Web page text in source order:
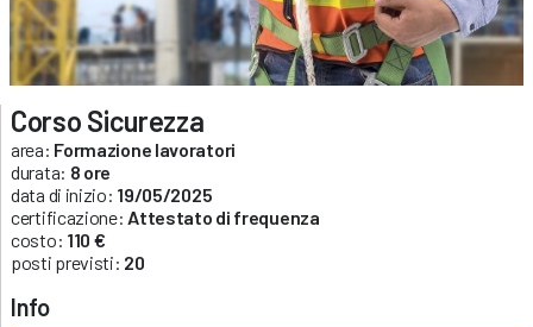
Corso Sicurezza
area: Formazione lavoratori
durata: 8 ore
data di inizio: 19/05/2025
certificazione: Attestato di frequenza
costo: 110 €
posti previsti: 20
Info